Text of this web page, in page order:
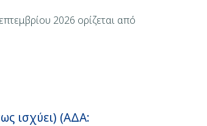
2026 ορίζεται από
ισχύει) (ΑΔΑ: